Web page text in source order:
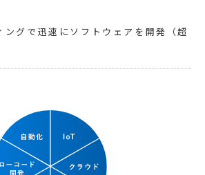
ングで迅速にソフトウェアを開発（超